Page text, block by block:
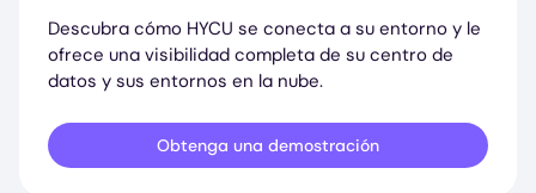
Descubra cómo HYCU se conecta a su entorno y le
ofrece una visibilidad completa de su centro de
datos y sus entornos en la nube.
Obtenga una demostración